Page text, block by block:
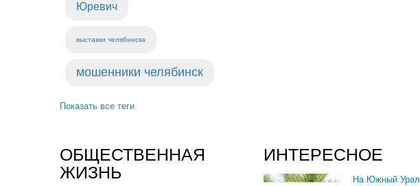
Юревич
выставки челябинска
мошенники челябинск
Показать все теги
ОБЩЕСТВЕННАЯ
ЖИЗНЬ
ИНТЕРЕСНОЕ
На Южный Урал